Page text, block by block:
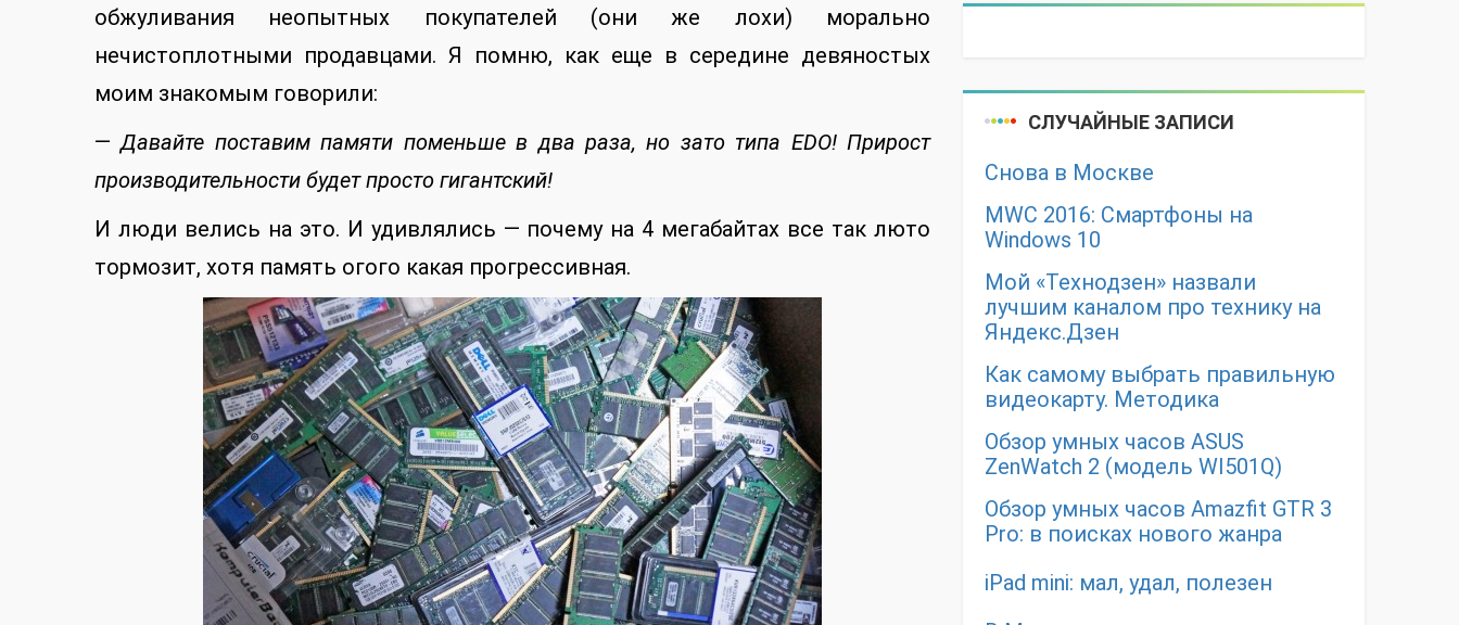
обжуливания неопытных покупателей (они же лохи) морально
нечистоплотными продавцами. Я помню, как еще в середине девяностых
моим знакомым говорили:
—Давайте поставим памяти поменьше в два раза, но зато типа EDO! Прирост
производительности будет просто гигантский!
И люди велись на это. И удивлялись — почему на 4 мегабайтах все так люто
тормозит, хотя память огого какая прогрессивная.
СЛУЧАЙНЫЕ ЗАПИСИ
Снова в Москве
MWC 2016: Смартфоны на
Windows 10
Мой «Технодзен» назвали
лучшим каналом про технику на
Яндекс.Дзен
Как самому выбрать правильную
видеокарту. Методика
Обзор умных часов ASUS
ZenWatch 2 (модель WI501Q)
Обзор умных часов Amazfit GTR 3
Pro: в поисках нового жанра
iPad mini: мал, удал, полезен